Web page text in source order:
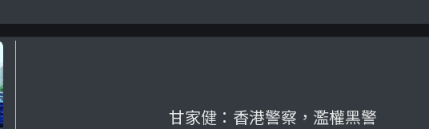
甘家健：香港警察，濫權黑警